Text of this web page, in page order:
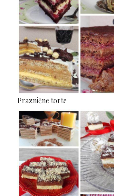
Praznične torte